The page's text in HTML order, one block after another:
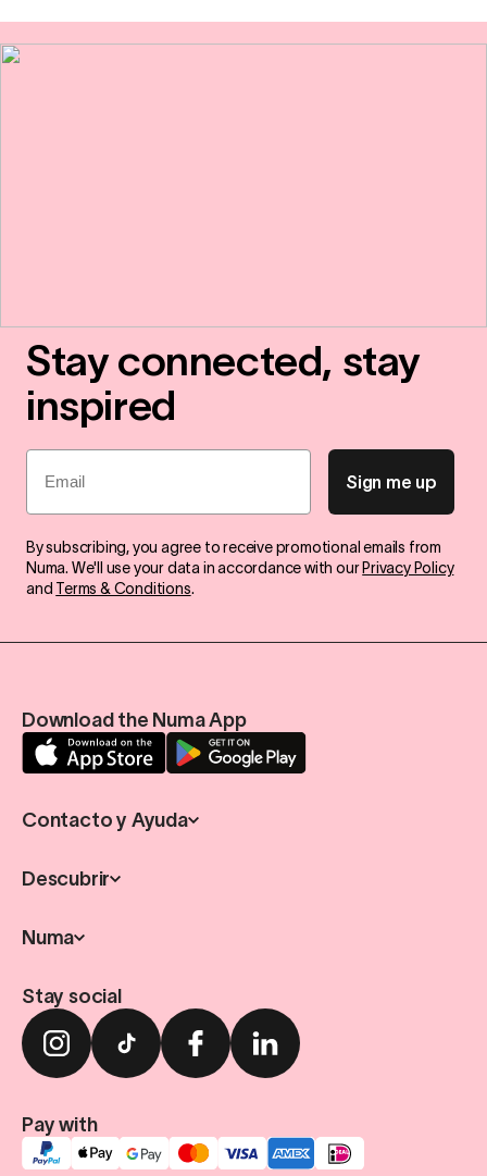
Stay connected, stay
inspired
Email
Sign me up
By subscribing, you agree to receive promotional emails from
Numa. We'll use your data in accordance with our Privacy Policy
and Terms & Conditions.
Download the Numa App
Contacto y Ayuda
Descubrir
Numa
Stay social
Pay with